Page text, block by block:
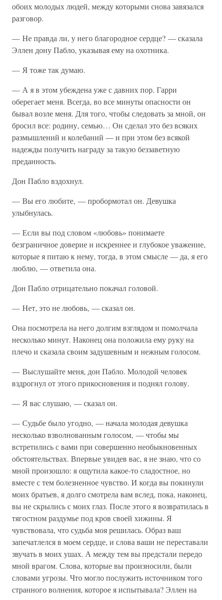
обоих молодых людей, между которыми снова завязался
разговор.
— Не правда ли, у него благородное сердце? — сказала
Эллен дону Пабло, указывая ему на охотника.
— Я тоже так думаю.
— А я в этом убеждена уже с давних пор. Гарри
оберегает меня. Всегда, во все минуты опасности он
бывал возле меня. Для того, чтобы следовать за мной, он
бросил все: родину, семью… Он сделал это без всяких
размышлений и колебаний — и при этом без всякой
надежды получить награду за такую беззаветную
преданность.
Дон Пабло вздохнул.
— Вы его любите, — пробормотал он. Девушка
улыбнулась.
— Если вы под словом «любовь» понимаете
безграничное доверие и искреннее и глубокое уважение,
которые я питаю к нему, тогда, в этом смысле — да, я его
люблю, — ответила она.
Дон Пабло отрицательно покачал головой.
— Нет, это не любовь, — сказал он.
Она посмотрела на него долгим взглядом и помолчала
несколько минут. Наконец она положила ему руку на
плечо и сказала своим задушевным и нежным голосом.
— Выслушайте меня, дон Пабло. Молодой человек
вздрогнул от этого прикосновения и поднял голову.
— Я вас слушаю, — сказал он.
— Судьбе было угодно, — начала молодая девушка
несколько взволнованным голосом, — чтобы мы
встретились с вами при совершенно необыкновенных
обстоятельствах. Впервые увидев вас, я не знаю, что со
мной произошло: я ощутила какое-то сладостное, но
вместе с тем болезненное чувство. И когда вы покинули
моих братьев, я долго смотрела вам вслед, пока, наконец,
вы не скрылись с моих глаз. После этого я возвратилась в
тягостном раздумье под кров своей хижины. Я
чувствовала, что судьба моя решилась. Образ ваш
запечатлелся в моем сердце, и слова ваши не переставали
звучать в моих ушах. А между тем вы предстали передо
мной врагом. Слова, которые вы произносили, были
словами угрозы. Что могло послужить источником того
странного волнения, которое я испытывала? Эллен на